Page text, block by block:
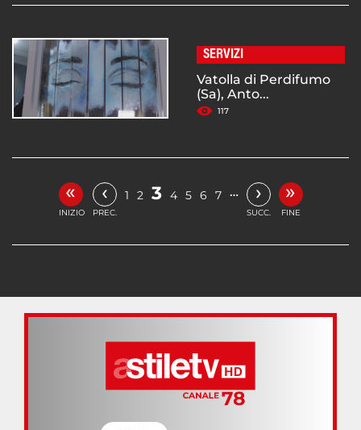
SERVIZI
Vatolla di Perdifumo
(Sa), Anto...
117
«
INIZIO
‹
PREC.
1 2 3 4 5 6 7 … ›
SUCC.
»
FINE